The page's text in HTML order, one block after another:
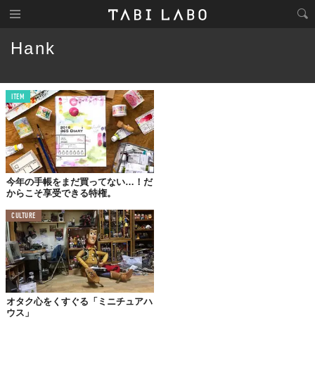
Hank
ITEM
今年の手帳をまだ買ってない…！だ
からこそ享受できる特権。
CULTURE
オタク心をくすぐる「ミニチュアハ
ウス」